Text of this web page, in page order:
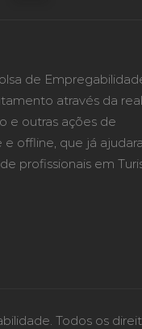
de
através da
e outras ações de
offline, que já
profissionais em
Todos os